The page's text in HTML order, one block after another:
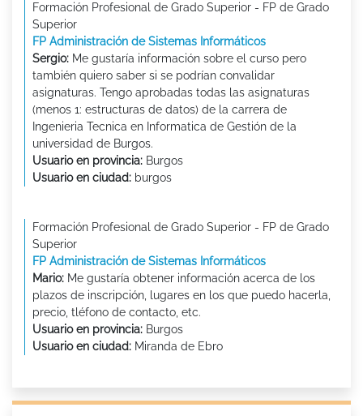
Formación Profesional de Grado Superior - FP de Grado
Superior
FP Administración de Sistemas Informáticos
Sergio: Me gustaría información sobre el curso pero
también quiero saber si se podrían convalidar
asignaturas. Tengo aprobadas todas las asignaturas
(menos 1: estructuras de datos) de la carrera de
Ingenieria Tecnica en Informatica de Gestión de la
universidad de Burgos.
Usuario en provincia: Burgos
Usuario en ciudad: burgos
Formación Profesional de Grado Superior - FP de Grado
Superior
FP Administración de Sistemas Informáticos
Mario: Me gustaría obtener información acerca de los
plazos de inscripción, lugares en los que puedo hacerla,
precio, tléfono de contacto, etc.
Usuario en provincia: Burgos
Usuario en ciudad: Miranda de Ebro